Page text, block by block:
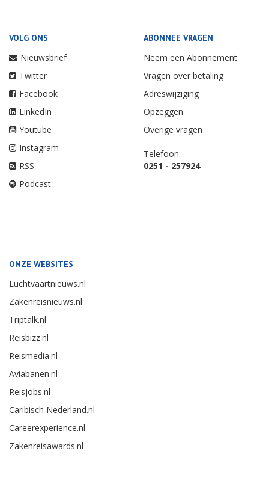
VOLG ONS
Nieuwsbrief
Twitter
Facebook
LinkedIn
Youtube
Instagram
RSS
Podcast
ABONNEE VRAGEN
Neem een Abonnement
Vragen over betaling
Adreswijziging
Opzeggen
Overige vragen
Telefoon:
0251 - 257924
ONZE WEBSITES
Luchtvaartnieuws.nl
Zakenreisnieuws.nl
Triptalk.nl
Reisbizz.nl
Reismedia.nl
Aviabanen.nl
Reisjobs.nl
Caribisch Nederland.nl
Careerexperience.nl
Zakenreisawards.nl